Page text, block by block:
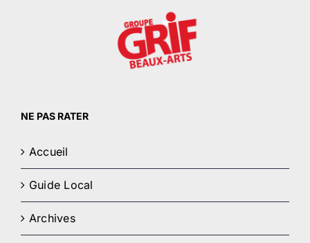
NE PAS RATER
Accueil
Guide Local
Archives